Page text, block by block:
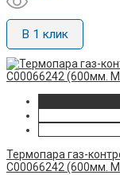
В 1 клик
Термопара газ-
C00066242 (600мм.